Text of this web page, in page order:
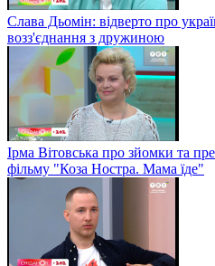
Слава Дьомін: відверто про
возз'єднання з дружиною
Ірма Вітовська про зйомки та
фільму "Коза Ностра. Мама їде"